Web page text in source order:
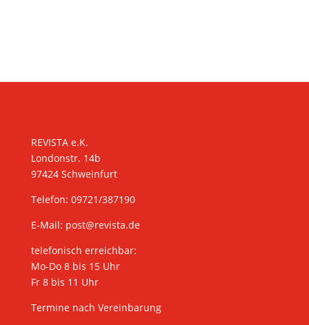
REVISTA e.K.
Londonstr. 14b
97424 Schweinfurt
Telefon: 09721/387190
E-Mail: post@revista.de
telefonisch erreichbar:
Mo-Do 8 bis 15 Uhr
Fr 8 bis 11 Uhr
Termine nach Vereinbarung